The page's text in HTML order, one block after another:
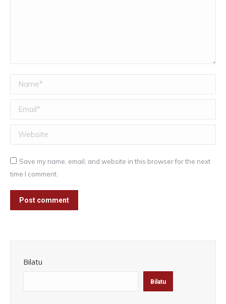
Name *
Email *
Website
Save my name, email, and website in this browser for the next
time I comment.
Post comment
Bilatu
Bilatu